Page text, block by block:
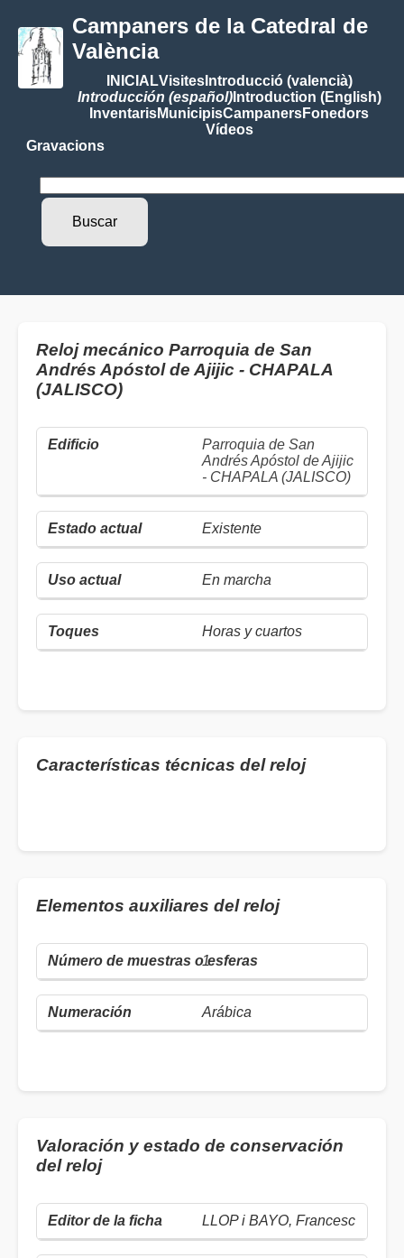
Campaners de la Catedral de
València
INICIALVisitesIntroducció (valencià)
Introducción (español)Introduction (English)
InventarisMunicipisCampanersFonedors
Vídeos
Gravacions
Reloj mecánico Parroquia de San
Andrés Apóstol de Ajijic - CHAPALA
(JALISCO)
Parroquia de San
Andrés Apóstol de Ajijic
- CHAPALA (JALISCO)
Existente
En marcha
Horas y cuartos
Características técnicas del reloj
Elementos auxiliares del reloj
1
Arábica
Valoración y estado de conservación
del reloj
LLOP i BAYO, Francesc